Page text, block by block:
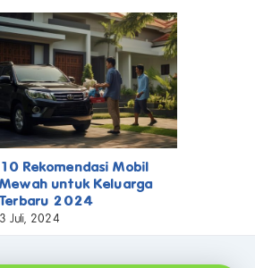
10 Rekomendasi Mobil
Mewah untuk Keluarga
Terbaru 2024
3 Juli, 2024